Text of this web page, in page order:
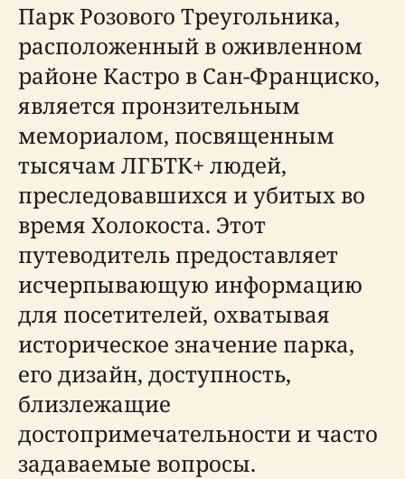
Парк Розового Треугольника,
расположенный в оживленном
районе Кастро в Сан-Франциско,
является пронзительным
мемориалом, посвященным
тысячам ЛГБТК+ людей,
преследовавшихся и убитых во
время Холокоста. Этот
путеводитель предоставляет
исчерпывающую информацию
для посетителей, охватывая
историческое значение парка,
его дизайн, доступность,
близлежащие
достопримечательности и часто
задаваемые вопросы.